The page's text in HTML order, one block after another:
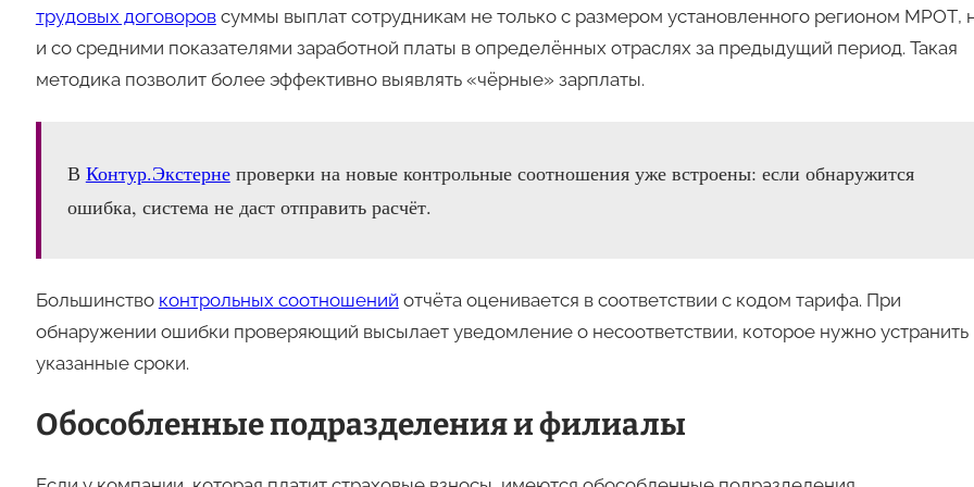
трудовых договоровсуммы выплат сотрудникам не только с размером установленного регионом МРОТ,
и со средними показателями заработной платы в определённых отраслях за предыдущий период. Такая
методика позволит более эффективно выявлять «чёрные» зарплаты.
В Контур.Экстернепроверки на новые контрольные соотношения уже встроены: если обнаружится
ошибка, система не даст отправить расчёт.
Большинство контрольных соотношений отчёта оценивается в соответствии с кодом тарифа. При
обнаружении ошибки проверяющий высылает уведомление о несоответствии, которое нужно устранить
указанные сроки.
Обособленные подразделения и филиалы